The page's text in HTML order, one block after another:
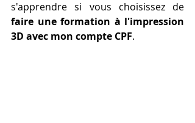
faire une formation à l'impression
3D avec mon compte CPF.